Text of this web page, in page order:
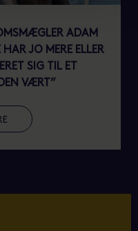
ADAM
JO MERE ELLER
SIG TIL ET
VÆRT”